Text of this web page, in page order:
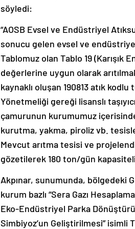
söyledi:
“AOSB Evsel ve Endüstriyel
sonucu gelen evsel ve
Tablomuz olan Tablo 19 (Karışık
değerlerine uygun olarak
kaynaklı oluşan 190813 atık
Yönetmeliği gereği lisanslı
çamurunun kurumumuz
kurutma, yakma, piroliz vb.
Mevcut arıtma tesisi ve
gözetilerek 180 ton/gün
Akpınar, sunumunda, bölgedeki
kurum bazlı “Sera Gazı
Eko-Endüstriyel Parka
Simbiyoz’un Geliştirilmesi” isimli